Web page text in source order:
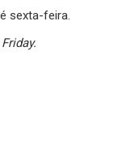
sexta-feira.